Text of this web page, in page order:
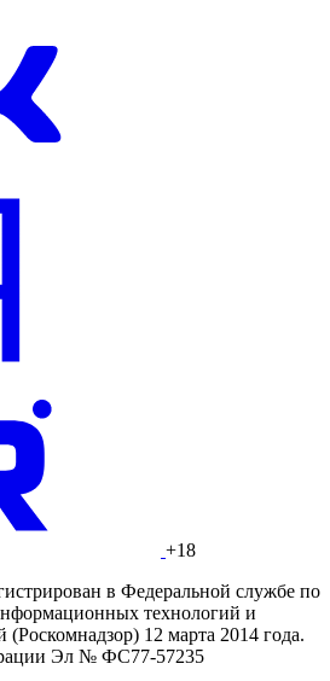
+18
в Федеральной службе по
технологий и
12 марта 2014 года.
Эл № ФС77-57235